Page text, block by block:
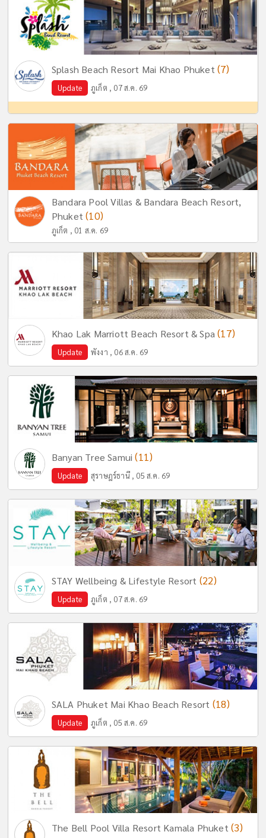
Splash Beach Resort Mai Khao Phuket (7)
Update ภูเก็ต , 07 ส.ค. 69
Bandara Pool Villas & Bandara Beach Resort,
Phuket(10)
ภูเก็ต , 01 ส.ค. 69
Khao Lak Marriott Beach Resort & Spa(17)
Update พังงา , 06 ส.ค. 69
Banyan Tree Samui(11)
Update สุราษฎร์ธานี , 05 ส.ค. 69
STAY Wellbeing & Lifestyle Resort (22)
Update ภูเก็ต , 07 ส.ค. 69
SALA Phuket Mai Khao Beach Resort (18)
Update ภูเก็ต , 05 ส.ค. 69
The Bell Pool Villa Resort Kamala Phuket (3)